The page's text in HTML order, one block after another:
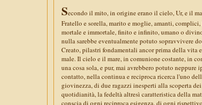
Secondo il mito, in origine erano il cielo, Ur, e il
Fratello e sorella, marito e moglie, amanti,
mortale e immortale, finito e infinito, umano o
nulla sarebbe eventualmente potuto sopravvivere
Creato, pilastri fondamentali ancor prima della vita
male. Il cielo e il mare, in comunione costante, in
una cosa sola, e pur, mai avrebbero potuto
contatto, nella continua e reciproca ricerca l'uno
giovinezza, di due ragazzi inesperti alla scoperta
quotidianità, la fedeltà altresì caratteristica della
conscia di ogni reciproca esigenza, di ogni